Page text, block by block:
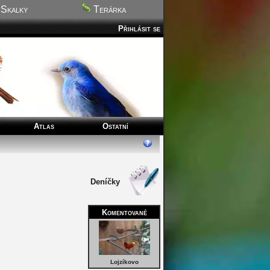
Terárka
Přihlásit se
Atlas Ostatní
Deníčky
Komentované
Lojzíkovo